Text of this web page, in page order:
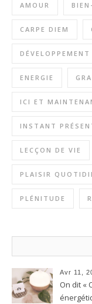
AMOUR
CARPE DIEM
ENERGIE
ICI ET
INSTANT
LECÇON DE VIE
PLAISIR
PLÉNITUDE
Avr 11,
On dit «